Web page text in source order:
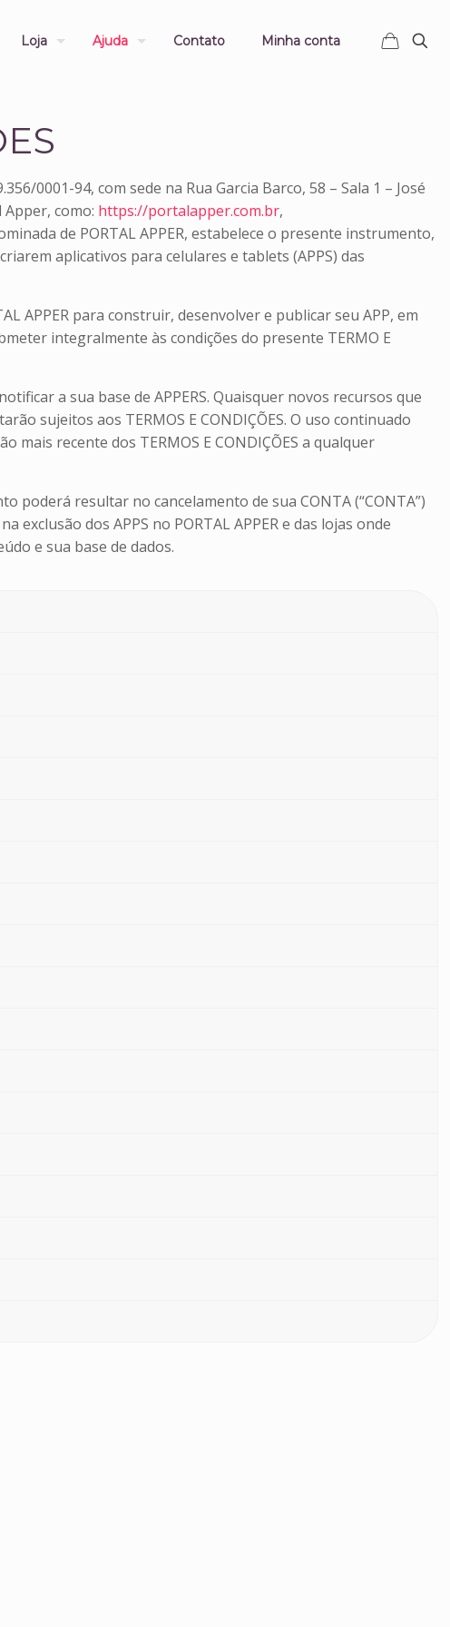
Loja Ajuda Contato Minha conta
0001-94, com sede na Rua Garcia Barco, 58 – Sala 1 – José
como: https://portalapper.com.br,
de PORTAL APPER, estabelece o presente instrumento,
aplicativos para celulares e tablets (APPS) das
APPER para construir, desenvolver e publicar seu APP, em
integralmente às condições do presente TERMO E
a sua base de APPERS. Quaisquer novos recursos que
sujeitos aos TERMOS E CONDIÇÕES. O uso continuado
mais recente dos TERMOS E CONDIÇÕES a qualquer
poderá resultar no cancelamento de sua CONTA (“CONTA”)
dos APPS no PORTAL APPER e das lojas onde
e sua base de dados.